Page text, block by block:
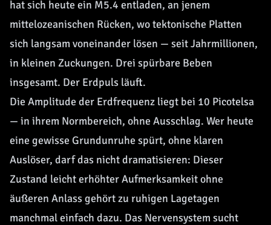
hat sich heute ein M5.4 entladen, an jenem
mittelozeanischen Rücken, wo tektonische Platten
sich langsam voneinander lösen — seit Jahrmillionen,
in kleinen Zuckungen. Drei spürbare Beben
insgesamt. Der Erdpuls läuft.
Die Amplitude der Erdfrequenz liegt bei 10 Picotelsa
— in ihrem Normbereich, ohne Ausschlag. Wer heute
eine gewisse Grundunruhe spürt, ohne klaren
Auslöser, darf das nicht dramatisieren: Dieser
Zustand leicht erhöhter Aufmerksamkeit ohne
äußeren Anlass gehört zu ruhigen Lagetagen
manchmal einfach dazu. Das Nervensystem sucht